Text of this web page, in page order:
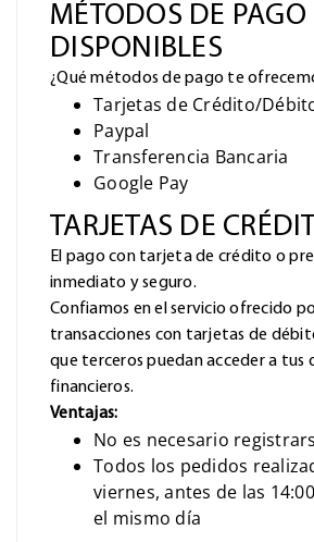
MÉTODOS DE PAGO
DISPONIBLES
¿Qué métodos de pago te
Tarjetas de Crédito/
Paypal
Transferencia Bancaria
Google Pay
TARJETAS DE
El pago con tarjeta de crédito o
inmediato y seguro.
Confiamos en el servicio ofrecido
transacciones con tarjetas de
que terceros puedan acceder a tus
financieros.
Ventajas:
No es necesario
Todos los pedidos
viernes, antes de las
el mismo día